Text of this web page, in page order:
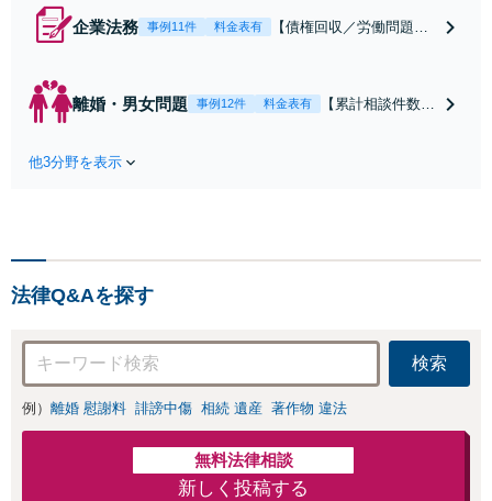
企業法務 事例11件 料金表有
【債権回収／労働問題／
のトラブル・会社内のト
ラブルなど、事後の解決
離婚・男女問題 事例12件 料金表有
【累計相談件数20
様の話を丁寧にう
を正確に読み取り
ます。【東京都在
住以外の方も対
応】
他3分野を表示
法律Q&Aを探す
検索
例） 離婚 慰謝料 誹謗中傷 相続 遺産 著作物 違法
無料法律相談
新しく投稿する